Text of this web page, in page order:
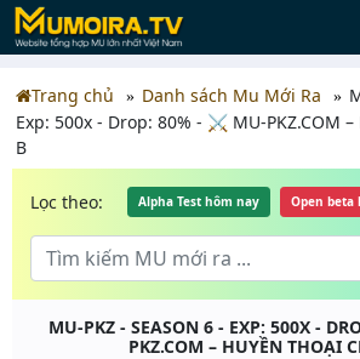
Trang chủ Danh sách Mu Mới Ra
Exp: 500x - Drop: 80% - ⚔️ MU-PKZ.COM
B
Lọc theo: Alpha Test hôm nay Open beta
MU-PKZ - SEASON 6 - EXP: 500X -
PKZ.COM – HUYỀN THOẠI